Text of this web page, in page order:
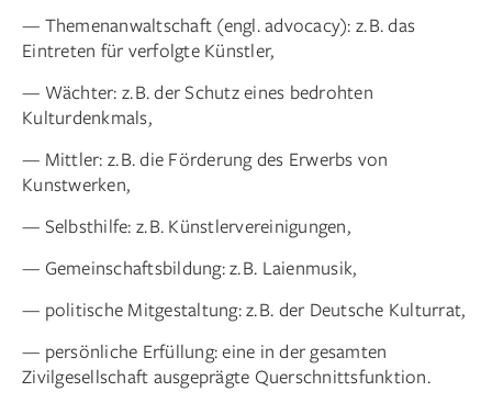
— Themenanwaltschaft (engl. advocacy): z. B. das
Eintreten für verfolgte Künstler,
— Wächter: z. B. der Schutz eines bedrohten
Kulturdenkmals,
— Mittler: z. B. die Förderung des Erwerbs von
Kunstwerken,
— Selbsthilfe: z. B. Künstler­vereinigungen,
— Gemeinschaftsbildung: z. B. Laienmusik,
— politische Mitgestaltung: z. B. der Deutsche Kulturrat,
— persönliche Erfüllung: eine in der gesamten
Zivilgesellschaft aus­geprägte Querschnittsfunktion.